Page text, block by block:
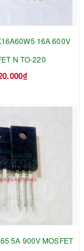
16A 600V
N TO-220
5A 900V MOSFET